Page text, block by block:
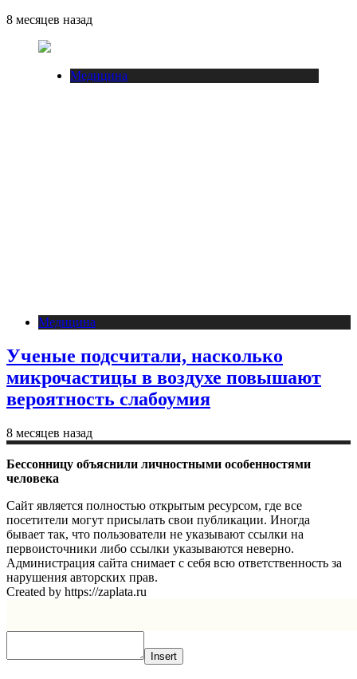
8 месяцев назад
Медицина
Медицина
Ученые подсчитали, насколько
микрочастицы в воздухе повышают
вероятность слабоумия
8 месяцев назад
Бессонницу объяснили личностными особенностями
человека
Сайт является полностью открытым ресурсом, где все
посетители могут присылать свои публикации. Иногда
бывает так, что пользователи не указывают ссылки на
первоисточники либо ссылки указываются неверно.
Администрация сайта снимает с себя всю ответственность за
нарушения авторских прав.
Created by https://zaplata.ru
Insert